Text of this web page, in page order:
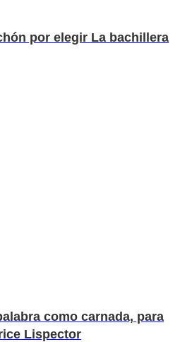
por elegir La bachillera
como carnada, para
Lispector